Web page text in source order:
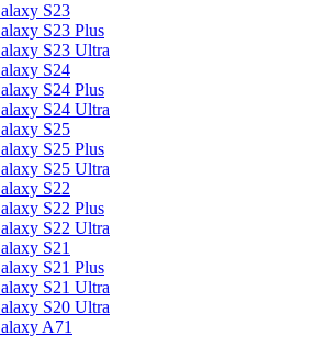
S23
S23 Plus
S23 Ultra
S24
S24 Plus
S24 Ultra
S25
S25 Plus
S25 Ultra
S22
S22 Plus
S22 Ultra
S21
S21 Plus
S21 Ultra
S20 Ultra
A71